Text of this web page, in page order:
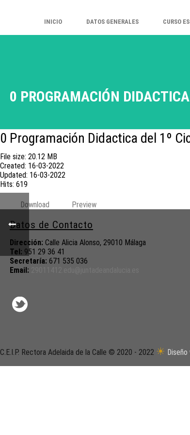
INICIO DATOS GENERALES CURSO
0 PROGRAMACIÓN
0 Programación Didactica del 1º
File size: 20.12 MB
Created: 16-03-2022
Updated: 16-03-2022
Hits: 619
Download Preview
Datos de Contacto
Dirección: Calle Alicia Alonso, 29010 Málaga
Tel: 951 29 36 41
Secretaría: 671 535 036
Email:
C.E.I.P. Rectora Adelaida de la Calle © 2020 - 2022 ☀